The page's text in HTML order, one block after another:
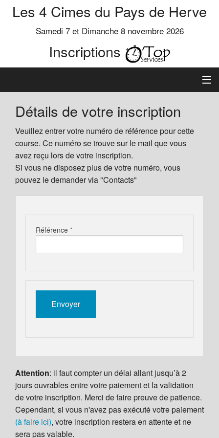
Les 4 Cimes du Pays de Herve
Samedi 7 et Dimanche 8 novembre 2026
Inscriptions
Inscription
Préinscrits
Informations
Détails de votre inscription
Veuillez entrer votre numéro de référence pour cette
course. Ce numéro se trouve sur le mail que vous
avez reçu lors de votre inscription.
Si vous ne disposez plus de votre numéro, vous
pouvez le demander via "Contacts"
Référence *
Attention: il faut compter un délai allant jusqu’à 2
jours ouvrables entre votre paiement et la validation
de votre inscription. Merci de faire preuve de patience.
Cependant, si vous n'avez pas exécuté votre paiement
(à faire ici), votre inscription restera en attente et ne
sera pas valable.